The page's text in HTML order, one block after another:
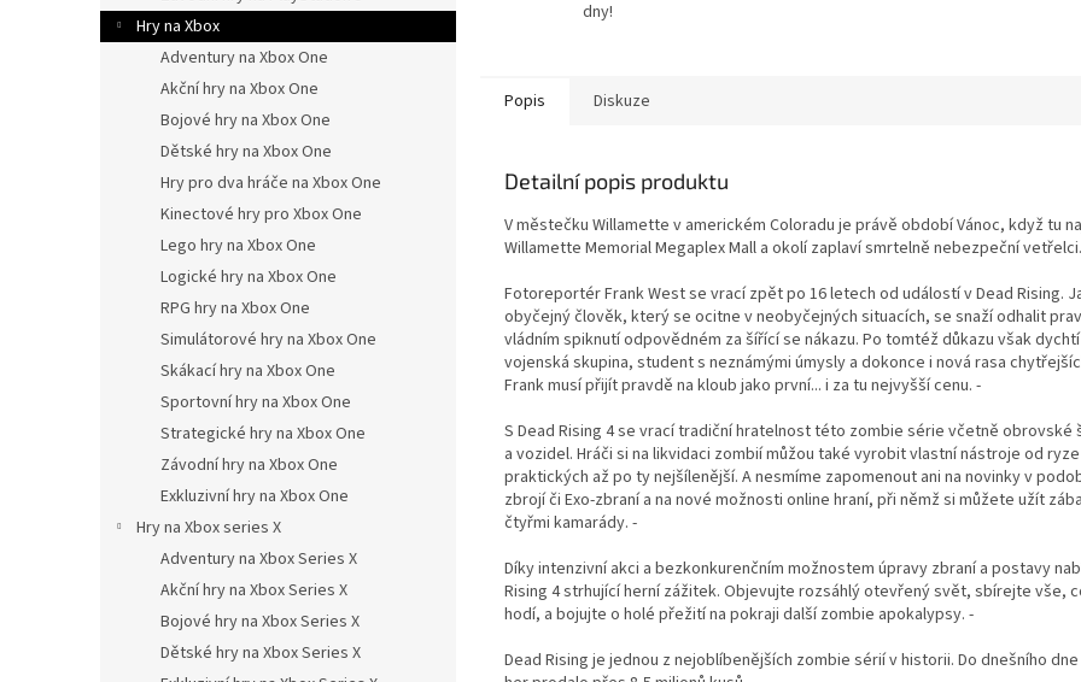
Hry na Xbox
Adventury na Xbox One
Akční hry na Xbox One
Bojové hry na Xbox One
Dětské hry na Xbox One
Hry pro dva hráče na Xbox One
Kinectové hry pro Xbox One
Lego hry na Xbox One
Logické hry na Xbox One
RPG hry na Xbox One
Simulátorové hry na Xbox One
Skákací hry na Xbox One
Sportovní hry na Xbox One
Strategické hry na Xbox One
Závodní hry na Xbox One
Exkluzivní hry na Xbox One
Hry na Xbox series X
Adventury na Xbox Series X
Akční hry na Xbox Series X
Bojové hry na Xbox Series X
Dětské hry na Xbox Series X
dny!
Popis Diskuze
Detailní popis produktu
V městečku Willamette v americkém Coloradu je právě období Vánoc, když tu
Willamette Memorial Megaplex Mall a okolí zaplaví smrtelně nebezpeční
Fotoreportér Frank West se vrací zpět po 16 letech od událostí v Dead Rising.
obyčejný člověk, který se ocitne v neobyčejných situacích, se snaží odhalit
vládním spiknutí odpovědném za šířící se nákazu. Po tomtéž důkazu však
vojenská skupina, student s neznámými úmysly a dokonce i nová rasa
Frank musí přijít pravdě na kloub jako první... i za tu nejvyšší cenu. -
S Dead Rising 4 se vrací tradiční hratelnost této zombie série včetně obrovské
a vozidel. Hráči si na likvidaci zombií můžou také vyrobit vlastní nástroje od ryze
praktických až po ty nejšílenější. A nesmíme zapomenout ani na novinky v
zbrojí či Exo-zbraní a na nové možnosti online hraní, při němž si můžete užít
čtyřmi kamarády. -
Díky intenzivní akci a bezkonkurenčním možnostem úpravy zbraní a postavy
Rising 4 strhující herní zážitek. Objevujte rozsáhlý otevřený svět, sbírejte vše,
hodí, a bojujte o holé přežití na pokraji další zombie apokalypsy. -
Dead Rising je jednou z nejoblíbenějších zombie sérií v historii. Do dnešního